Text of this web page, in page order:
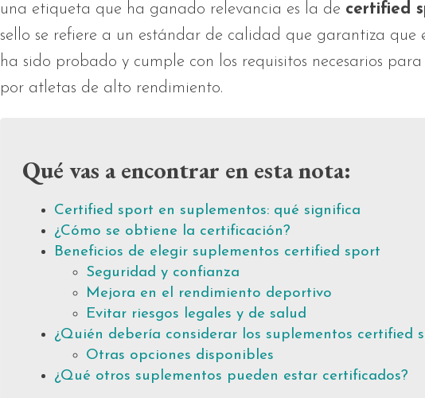
una etiqueta que ha ganado relevancia es la de certified
sello se refiere a un estándar de calidad que garantiza que
ha sido probado y cumple con los requisitos necesarios
por atletas de alto rendimiento.
Qué vas a encontrar en esta nota:
Certified sport en suplementos: qué significa
¿Cómo se obtiene la certificación?
Beneficios de elegir suplementos certified sport
Seguridad y confianza
Mejora en el rendimiento deportivo
Evitar riesgos legales y de salud
¿Quién debería considerar los suplementos certified
Otras opciones disponibles
¿Qué otros suplementos pueden estar certificados?